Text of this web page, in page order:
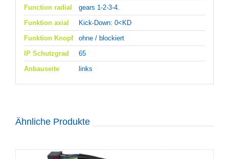
Function radial
gears 1-2-3-4.
Funktion axial
Kick-Down: 0<KD
Funktion Knopf
ohne / blockiert
IP Schutzgrad
65
Anbauseite
links
Ähnliche Produkte